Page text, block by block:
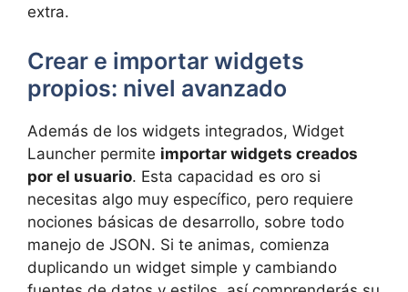
extra.
Crear e importar widgets
propios: nivel avanzado
Además de los widgets integrados, Widget
Launcher permite importar widgets creados
por el usuario. Esta capacidad es oro si
necesitas algo muy específico, pero requiere
nociones básicas de desarrollo, sobre todo
manejo de JSON. Si te animas, comienza
duplicando un widget simple y cambiando